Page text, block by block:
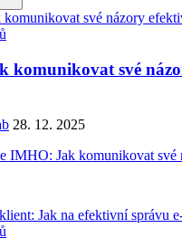
komunikovat své
28. 12. 2025
IMHO: Jak komunikovat své